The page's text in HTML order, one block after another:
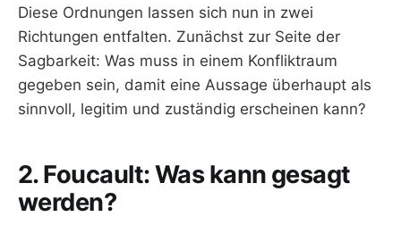
Diese Ordnungen lassen sich nun in zwei
Richtungen entfalten. Zunächst zur Seite der
Sagbarkeit: Was muss in einem Konfliktraum
gegeben sein, damit eine Aussage überhaupt als
sinnvoll, legitim und zuständig erscheinen kann?
2. Foucault: Was kann gesagt
werden?